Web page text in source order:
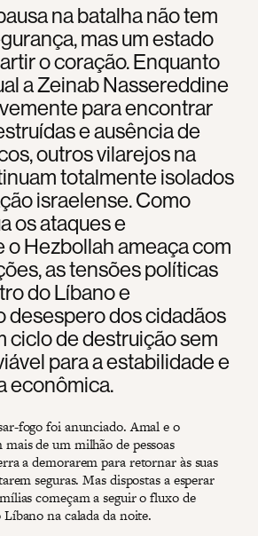
na batalha não tem
mas um estado
o coração. Enquanto
a Zeinab Nassereddine
para encontrar
e ausência de
outros vilarejos na
totalmente isolados
israelense. Como
os ataques e
o Hezbollah ameaça com
as tensões políticas
do Líbano e
desespero dos cidadãos
ciclo de destruição sem
para a estabilidade e
econômica.
fogo foi anunciado. Amal e o
de um milhão de pessoas
a demorarem para retornar às suas
seguras. Mas dispostas a esperar
começam a seguir o fluxo de
na calada da noite.